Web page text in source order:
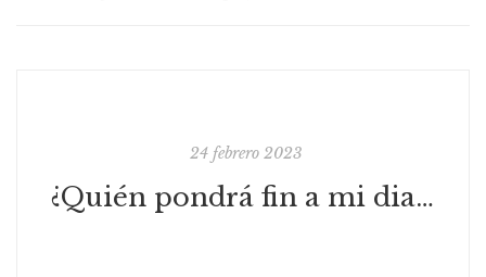
24 febrero 2023
¿Quién pondrá fin a mi diario?